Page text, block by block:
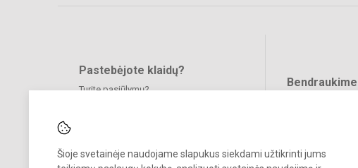
Šioje svetainėje naudojame slapukus siekdami užtikrinti jums
Pastebėjote klaidų?
Turite pasiūlymų?
Bendraukime